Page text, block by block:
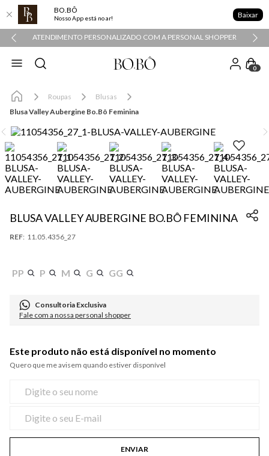
BO.BÔ
Nosso App está no ar! Baixar
ATENDIMENTO PERSONALIZADO COM A PERSONAL SHOPPER
0
Roupas
Blusas
Blusa Valley Aubergine Bo.Bô Feminina
BLUSA VALLEY AUBERGINE BO.BÔ FEMININA
: 11.05.4356_27
PP P M G GG
Consultoria Exclusiva
Fale com a nossa personal shopper
Este produto não está disponível no momento
Quero que me avisem quando estiver disponível
ENVIAR